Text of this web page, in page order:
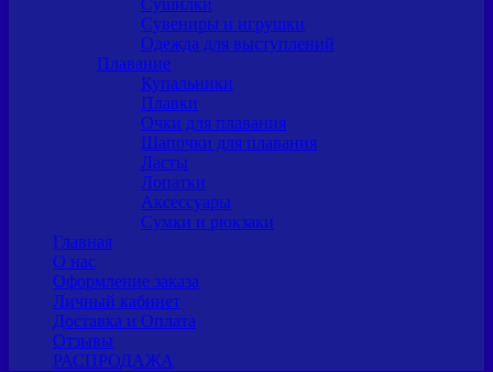
Сушилки
Сувениры и игрушки
Одежда для выступлений
Плавание
Купальники
Плавки
Очки для плавания
Шапочки для плавания
Ласты
Лопатки
Аксессуары
Сумки и рюкзаки
Главная
О нас
Оформление заказа
Личный кабинет
Доставка и Оплата
Отзывы
РАСПРОДАЖА